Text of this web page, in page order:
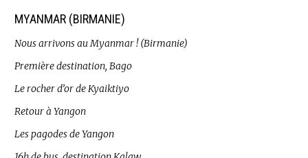
MYANMAR (BIRMANIE)
Nous arrivons au Myanmar ! (Birmanie)
Première destination, Bago
Le rocher d’or de Kyaiktiyo
Retour à Yangon
Les pagodes de Yangon